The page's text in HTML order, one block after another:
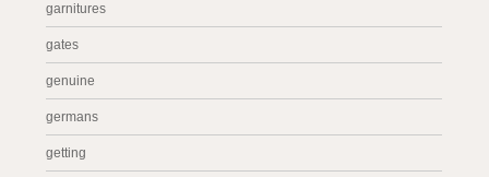
garnitures
gates
genuine
germans
getting